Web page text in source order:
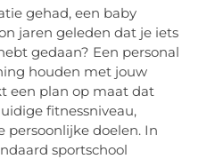
gehad, een baby
jaren geleden dat je iets
gedaan? Een personal
houden met jouw
een plan op maat dat
fitnessniveau,
persoonlijke doelen. In
sportschool